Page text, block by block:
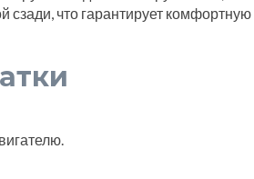
сзади, что гарантирует комфортную